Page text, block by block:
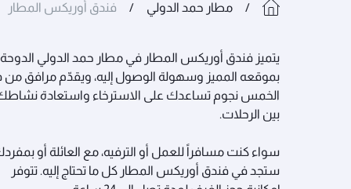
مطار حمد الدولي فندق أوريكس المطار
يتميز فندق أوريكس المطار في مطار حمد الدولي الدوحة
بموقعه المميز وسهولة الوصول إليه، ويقدّم مرافق من
الخمس نجوم تساعدك على الاسترخاء واستعادة
بين الرحلات.
سواء كنت مسافراً للعمل أو الترفيه، مع العائلة أو
ستجد في فندق أوريكس المطار كل ما تحتاج إليه. تتوفر